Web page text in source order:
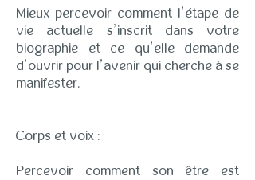
Mieux percevoir comment l’étape de
vie actuelle s’inscrit dans votre
biographie et ce qu’elle demande
d’ouvrir pour l’avenir qui cherche à se
manifester.
Corps et voix :
Percevoir comment son être est